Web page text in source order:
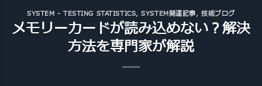
SYSTEM - TESTING STATISTICS,SYSTEM関連記事,技術ブログ
メモリーカードが読み込めない？解決
方法を専門家が解説